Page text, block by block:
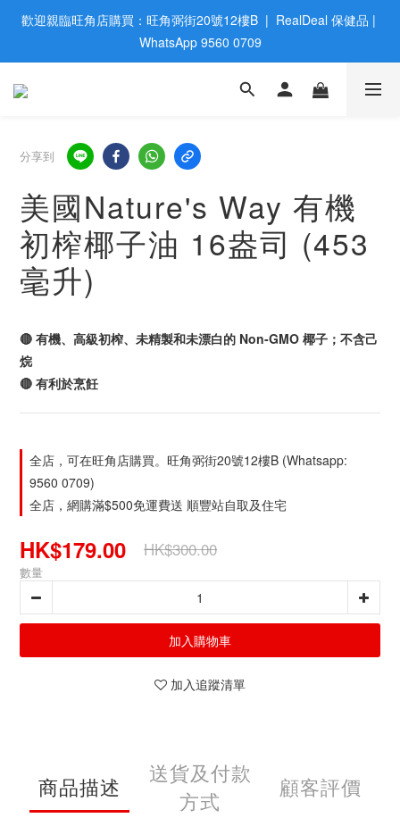
歡迎親臨旺角店購買：旺角弼街20號12樓B  |  RealDeal 保健品 |
WhatsApp 9560 0709
歡迎親臨旺角店購買：旺角弼街20號12樓B  |  RealDeal 保健品 |
WhatsApp 9560 0709
會員大升級 | 於12個月内消費滿$2200，即成爲黃金會員 | 消費滿
網站購買滿$500，免運費送貨 | Free Delivery on HK $500 Online
Order
歡迎親臨旺角店購買：旺角弼街20號12樓B  |  RealDeal 保健品 |
WhatsApp 9560 0709
分享到
美國Nature's Way 有機
初榨椰子油 16盎司 (453
毫升)
🔴 有機、高級初榨、未精製和未漂白的 Non-GMO 椰子；不含己
烷
🔴 有利於烹飪
全店，可在旺角店購買。旺角弼街20號12樓B (Whatsapp:
9560 0709)
全店，網購滿$500免運費送 順豐站自取及住宅
HK$179.00 HK$300.00
數量
加入購物車
加入追蹤清單
商品描述
送貨及付款
方式
顧客評價